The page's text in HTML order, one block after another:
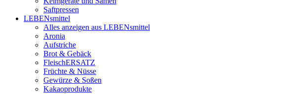
Saftpressen
LEBENsmittel
Alles anzeigen aus LEBENsmittel
Aronia
Aufstriche
Brot & Gebäck
FleischERSATZ
Früchte & Nüsse
Gewürze & Soßen
Kakaoprodukte